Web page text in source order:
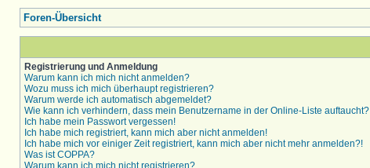
Foren-Übersicht
Registrierung und Anmeldung
Warum kann ich mich nicht anmelden?
Wozu muss ich mich überhaupt registrieren?
Warum werde ich automatisch abgemeldet?
Wie kann ich verhindern, dass mein Benutzername in der Online-Liste auftaucht?
Ich habe mein Passwort vergessen!
Ich habe mich registriert, kann mich aber nicht anmelden!
Ich habe mich vor einiger Zeit registriert, kann mich aber nicht mehr anmelden?!
Was ist COPPA?
Warum kann ich mich nicht registrieren?